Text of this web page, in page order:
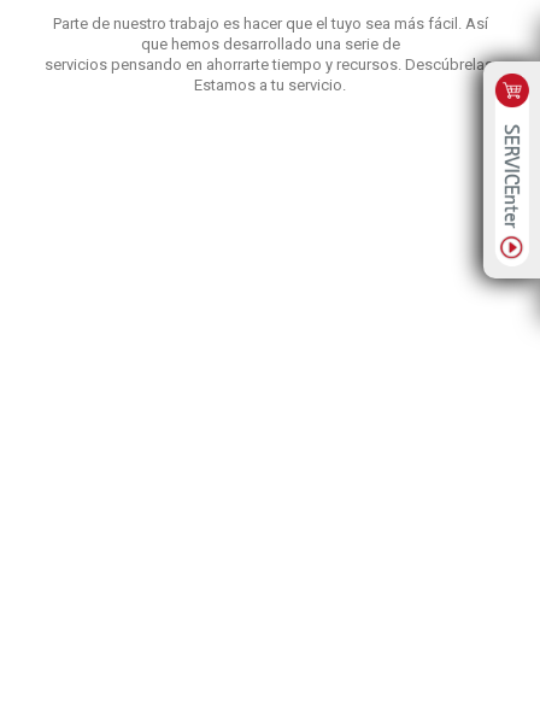
Parte de nuestro trabajo es hacer que el tuyo sea más fácil. Así
que hemos desarrollado una serie de
servicios pensando en ahorrarte tiempo y recursos. Descúbrelas.
Estamos a tu servicio.